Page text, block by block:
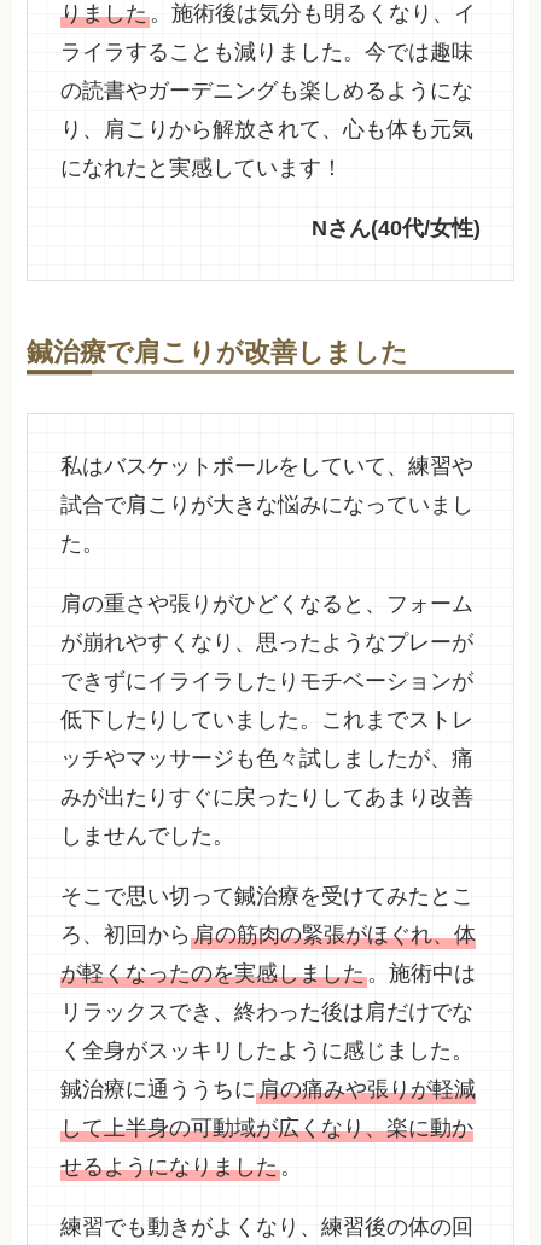
りました。施術後は気分も明るくなり、イ
ライラすることも減りました。今では趣味
の読書やガーデニングも楽しめるようにな
り、肩こりから解放されて、心も体も元気
になれたと実感しています！
Nさん(40代/女性)
鍼治療で肩こりが改善しました
私はバスケットボールをしていて、練習や
試合で肩こりが大きな悩みになっていまし
た。
肩の重さや張りがひどくなると、フォーム
が崩れやすくなり、思ったようなプレーが
できずにイライラしたりモチベーションが
低下したりしていました。これまでストレ
ッチやマッサージも色々試しましたが、痛
みが出たりすぐに戻ったりしてあまり改善
しませんでした。
そこで思い切って鍼治療を受けてみたとこ
ろ、初回から肩の筋肉の緊張がほぐれ、体
が軽くなったのを実感しました。施術中は
リラックスでき、終わった後は肩だけでな
く全身がスッキリしたように感じました。
鍼治療に通ううちに肩の痛みや張りが軽減
して上半身の可動域が広くなり、楽に動か
せるようになりました。
練習でも動きがよくなり、練習後の体の回